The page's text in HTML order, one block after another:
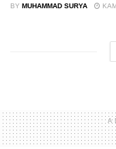
BY MUHAMMAD SURYA